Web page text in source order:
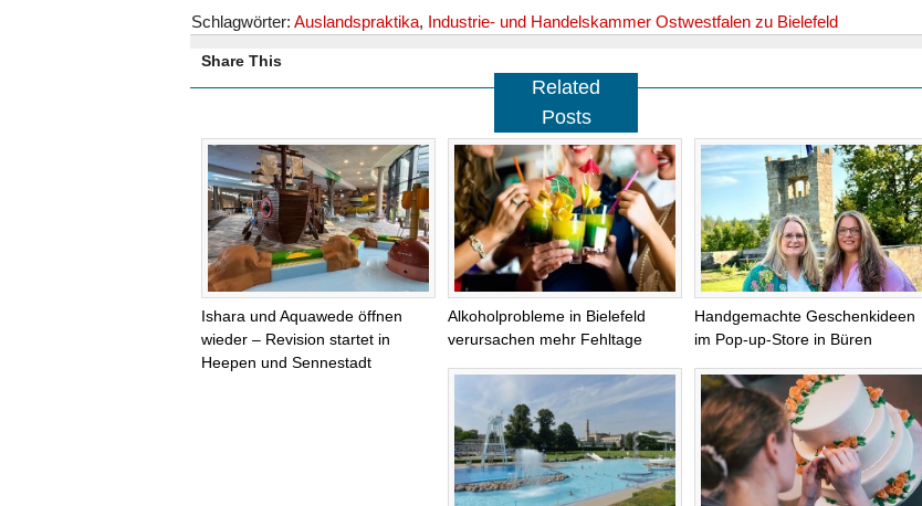
Schlagwörter: Auslandspraktika, Industrie- und Handelskammer Ostwestfalen zu Bielefeld
Share This
Related
Posts
Ishara und Aquawede öffnen
wieder – Revision startet in
Heepen und Sennestadt
Alkoholprobleme in Bielefeld
verursachen mehr Fehltage
Handgemachte Geschenkideen
im Pop-up-Store in Büren